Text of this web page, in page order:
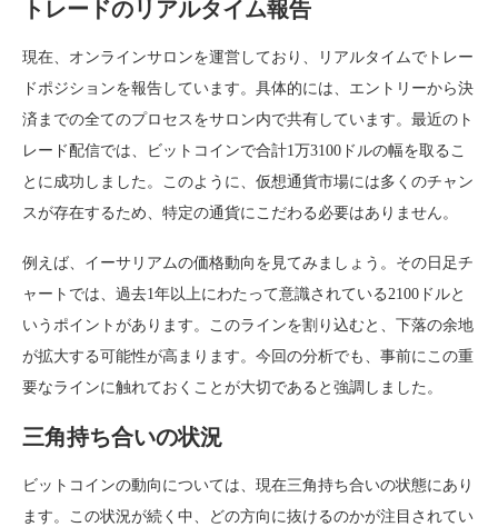
トレードのリアルタイム報告
現在、オンラインサロンを運営しており、リアルタイムでトレー
ドポジションを報告しています。具体的には、エントリーから決
済までの全てのプロセスをサロン内で共有しています。最近のト
レード配信では、ビットコインで合計1万3100ドルの幅を取るこ
とに成功しました。このように、仮想通貨市場には多くのチャン
スが存在するため、特定の通貨にこだわる必要はありません。
例えば、イーサリアムの価格動向を見てみましょう。その日足チ
ャートでは、過去1年以上にわたって意識されている2100ドルと
いうポイントがあります。このラインを割り込むと、下落の余地
が拡大する可能性が高まります。今回の分析でも、事前にこの重
要なラインに触れておくことが大切であると強調しました。
三角持ち合いの状況
ビットコインの動向については、現在三角持ち合いの状態にあり
ます。この状況が続く中、どの方向に抜けるのかが注目されてい